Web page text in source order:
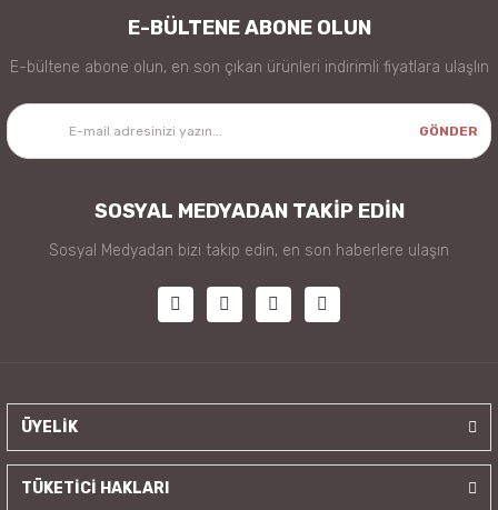
E-BÜLTENE ABONE OLUN
E-bültene abone olun, en son çıkan ürünleri indirimli fiyatlara ulaşlın
GÖNDER
SOSYAL MEDYADAN TAKİP EDİN
Sosyal Medyadan bizi takip edin, en son haberlere ulaşın
ÜYELİK
TÜKETİCİ HAKLARI